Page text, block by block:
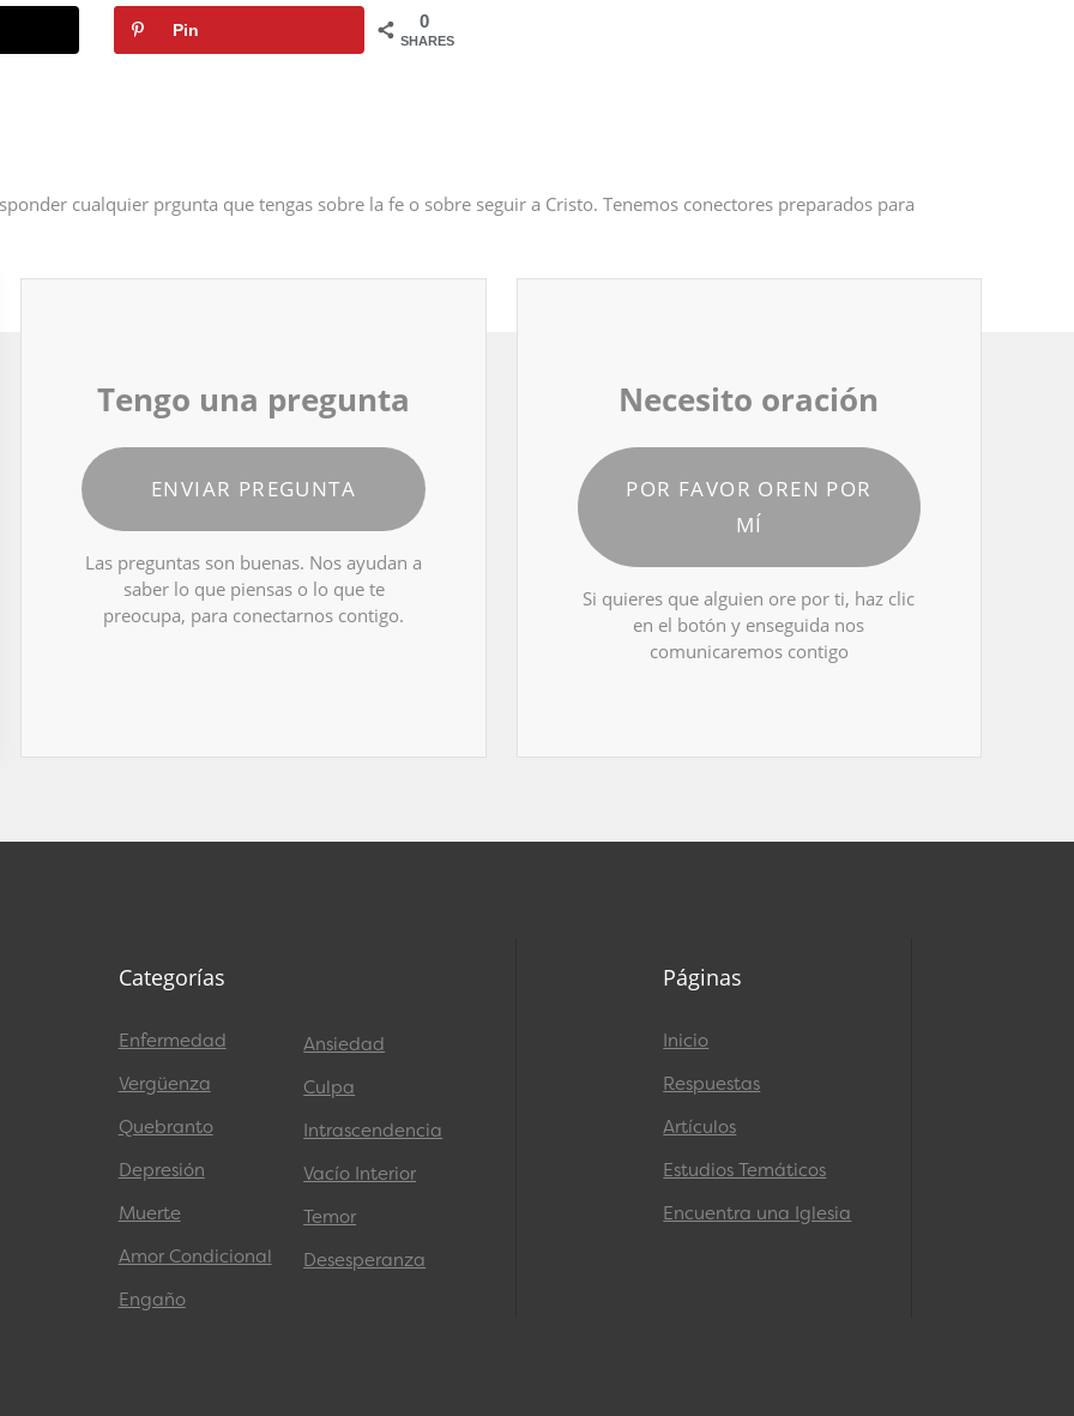
0
SHARES
Pin
cualquier prgunta que tengas sobre la fe o sobre seguir a Cristo. Tenemos conectores preparados para
Tengo una pregunta
ENVIAR PREGUNTA
Las preguntas son buenas. Nos ayudan a
saber lo que piensas o lo que te
preocupa, para conectarnos contigo.
Necesito oración
POR FAVOR OREN POR
MÍ
Si quieres que alguien ore por ti, haz clic
en el botón y enseguida nos
comunicaremos contigo
Categorías
Enfermedad
Vergüenza
Quebranto
Depresión
Muerte
Amor Condicional
Engaño
Ansiedad
Culpa
Intrascendencia
Vacío Interior
Temor
Desesperanza
Páginas
Inicio
Respuestas
Artículos
Estudios Temáticos
Encuentra una Iglesia